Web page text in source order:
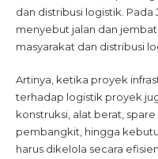
dan distribusi logistik. Pada
menyebut jalan dan
masyarakat dan distribusi
Artinya, ketika proyek
terhadap logistik proyek
konstruksi, alat berat,
pembangkit, hingga
harus dikelola secara